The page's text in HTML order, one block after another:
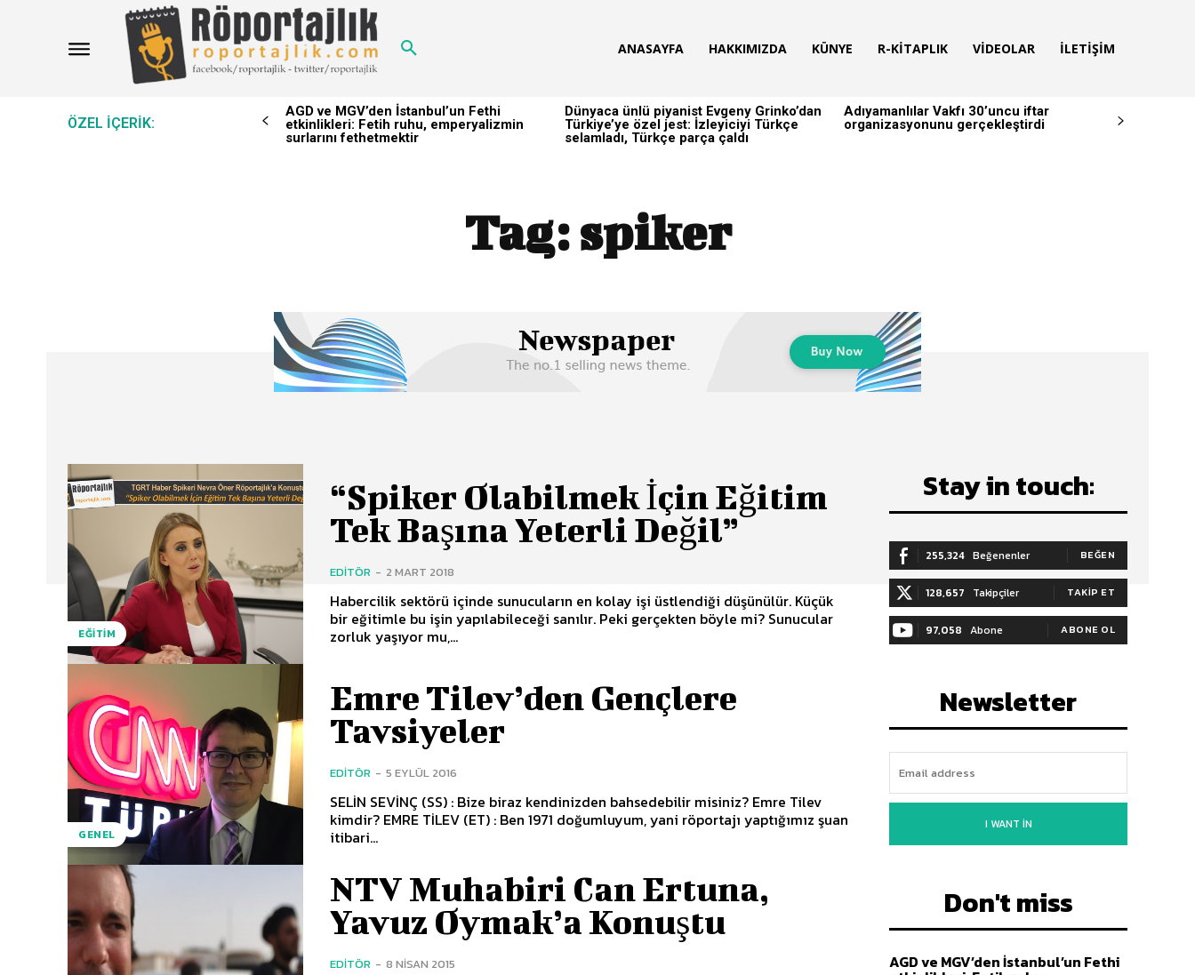
ANASAYFA HAKKIMIZDA KÜNYE R-KITAPLIK VIDEOLAR İLETIŞIM
ÖZEL IÇERIK:
AGD ve MGV’den İstanbul’un Fethi
etkinlikleri: Fetih ruhu, emperyalizmin
surlarını fethetmektir
Dünyaca ünlü piyanist Evgeny Grinko’dan
Türkiye’ye özel jest: İzleyiciyi Türkçe
selamladı, Türkçe parça çaldı
Adıyamanlılar Vakfı 30’uncu iftar
organizasyonunu gerçekleştirdi
Tag:spiker
EĞITIM
“Spiker Olabilmek İçin Eğitim
Tek Başına Yeterli Değil”
EDITÖR - 2 MART 2018
Habercilik sektörü içinde sunucuların en kolay işi üstlendiği düşünülür. Küçük
bir eğitimle bu işin yapılabileceği sanılır. Peki gerçekten böyle mi? Sunucular
zorluk yaşıyor mu,...
GENEL
Emre Tilev’den Gençlere
Tavsiyeler
EDITÖR - 5 EYLÜL 2016
SELİN SEVİNÇ (SS) : Bize biraz kendinizden bahsedebilir misiniz? Emre Tilev
kimdir? EMRE TİLEV (ET) : Ben 1971 doğumluyum, yani röportajı yaptığımız şuan
itibari...
NTV Muhabiri Can Ertuna,
Yavuz Oymak’a Konuştu
EDITÖR - 8 NISAN 2015
Stay in touch:
255,324 Beğenenler BEĞEN
128,657 Takipçiler TAKIP ET
97,058 Abone ABONE OL
Newsletter
I WANT IN
Don't miss
AGD ve MGV’den İstanbul’un Fethi